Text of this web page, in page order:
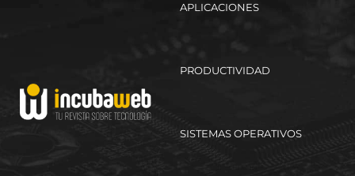
APLICACIONES
PRODUCTIVIDAD
SISTEMAS OPERATIVOS